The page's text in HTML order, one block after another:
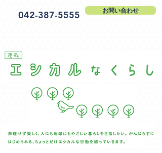
042-387-5555 お問い合わせ